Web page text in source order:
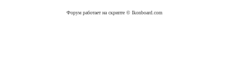
Форум работает на скрипте © Ikonboard.com